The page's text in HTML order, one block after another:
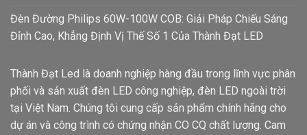
Đèn Đường Philips 60W-100W COB: Giải Pháp Chiếu Sáng
Đỉnh Cao, Khẳng Định Vị Thế Số 1 Của Thành Đạt LED
Thành Đạt Led là doanh nghiệp hàng đầu trong lĩnh vực phân
phối và sản xuất đèn LED công nghiệp, đèn LED ngoài trời
tại Việt Nam. Chúng tôi cung cấp sản phẩm chính hãng cho
dự án và công trình có chứng nhận CO CQ chất lượng. Cam